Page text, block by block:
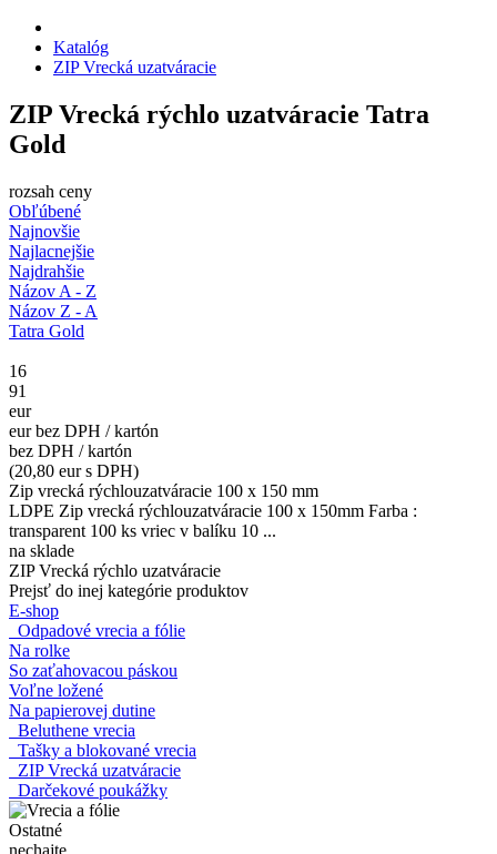
Katalóg
ZIP Vrecká uzatváracie
ZIP Vrecká rýchlo uzatváracie Tatra
Gold
rozsah ceny
Obľúbené
Najnovšie
Najlacnejšie
Najdrahšie
Názov A - Z
Názov Z - A
Tatra Gold
16
91
eur
eur bez DPH / kartón
bez DPH / kartón
(20,80 eur s DPH)
Zip vrecká rýchlouzatváracie 100 x 150 mm
LDPE Zip vrecká rýchlouzatváracie 100 x 150mm Farba :
transparent 100 ks vriec v balíku 10 ...
na sklade
ZIP Vrecká rýchlo uzatváracie
Prejsť do inej kategórie produktov
E-shop
Odpadové vrecia a fólie
Na rolke
So zaťahovacou páskou
Voľne ložené
Na papierovej dutine
Beluthene vrecia
Tašky a blokované vrecia
ZIP Vrecká uzatváracie
Darčekové poukážky
Ostatné
nechajte